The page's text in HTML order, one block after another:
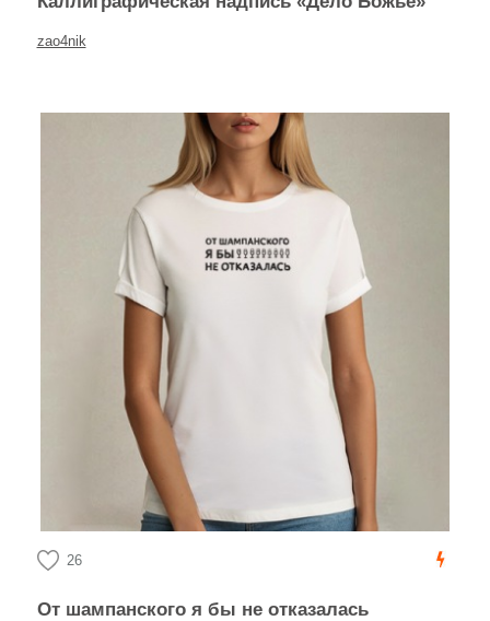
zao4nik
26
От шампанского я бы не отказалась